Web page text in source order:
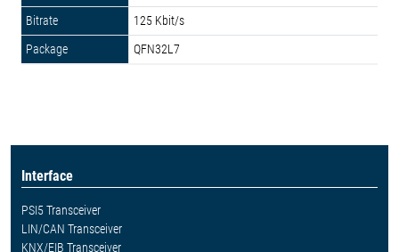
125 Kbit/s
QFN32L7
Interface
PSI5 Transceiver
LIN/CAN Transceiver
KNX/EIB Transceiver